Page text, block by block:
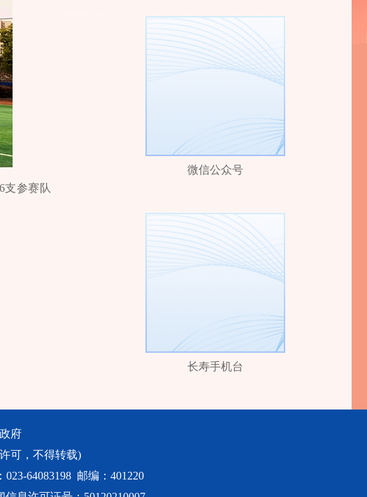
支参赛队
微信公众号
长寿手机台
府
可，不得转载)
64083198 邮编：401220